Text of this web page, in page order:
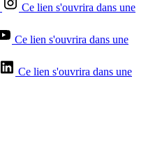
Ce lien s'ouvrira dans une
Ce lien s'ouvrira dans une
Ce lien s'ouvrira dans une